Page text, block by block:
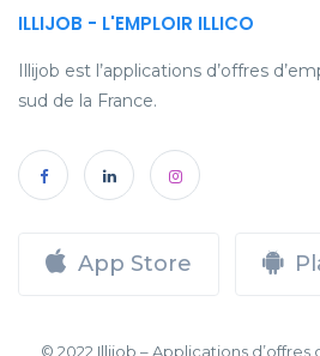
ILLIJOB - L'EMPLOIR ILLICO
Illijob est l’applications d’offres
sud de la France.
App Store
© 2022 Illijob – Applications